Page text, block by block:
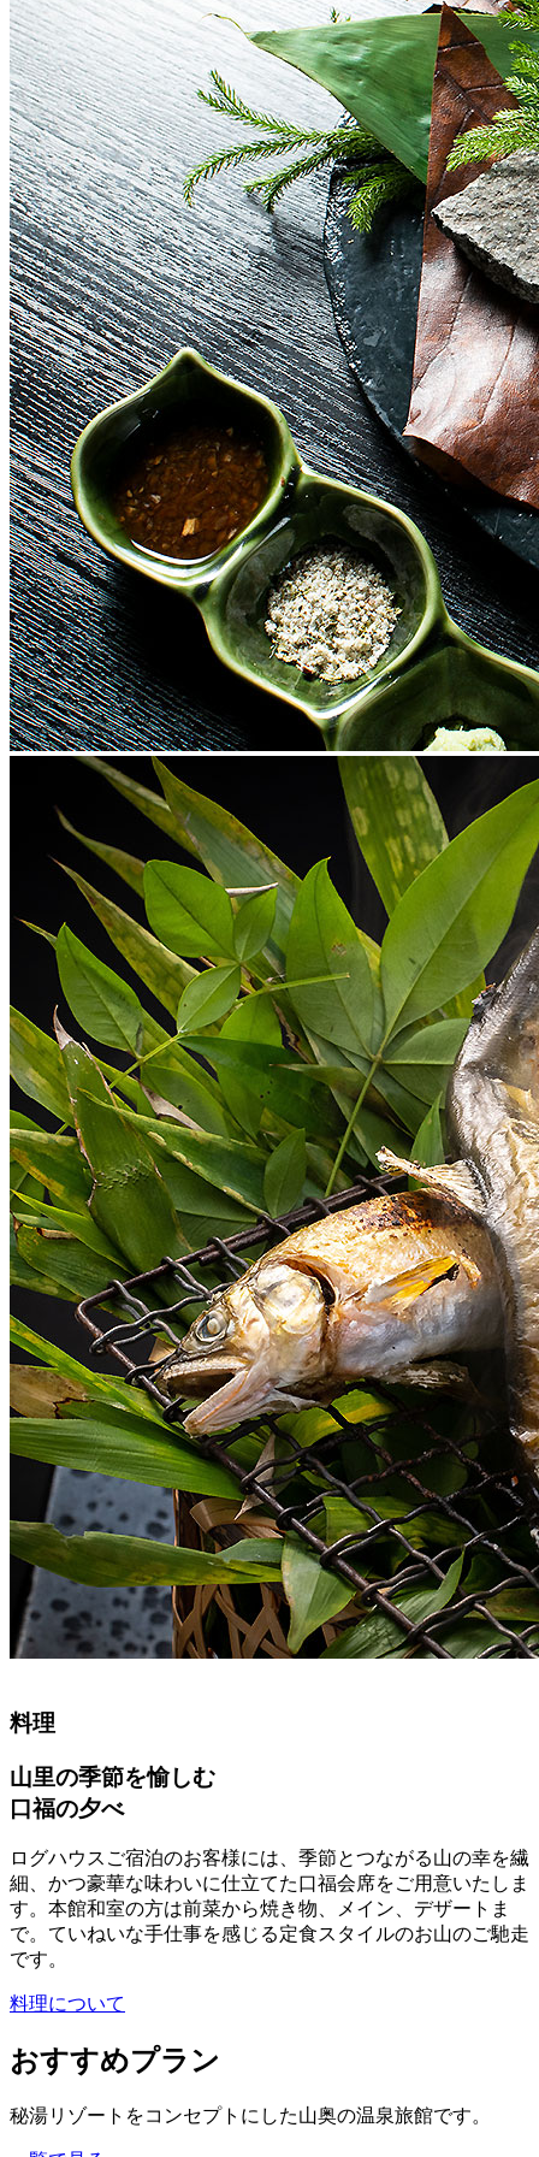
料理
山里の季節を愉しむ
口福の夕べ
ログハウスご宿泊のお客様には、季節とつながる山の幸を繊
細、かつ豪華な味わいに仕立てた口福会席をご用意いたしま
す。本館和室の方は前菜から焼き物、メイン、デザートま
で。ていねいな手仕事を感じる定食スタイルのお山のご馳走
です。
料理について
おすすめプラン
秘湯リゾートをコンセプトにした山奥の温泉旅館です。